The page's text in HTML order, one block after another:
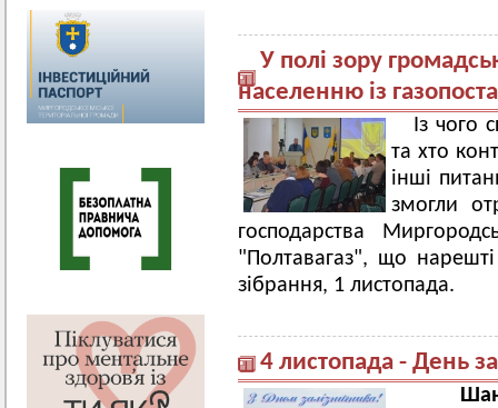
У полі зору
населенню із
Із чого
та хто
інші
змогли
господарства
"Полтавагаз", що
зібрання, 1 листопада.
4 листопада - День